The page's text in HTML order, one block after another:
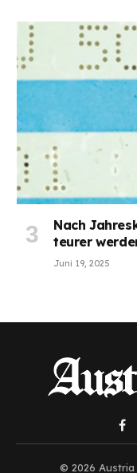
Nach
teurer
Juni 19, 2025
© 2026 Austria